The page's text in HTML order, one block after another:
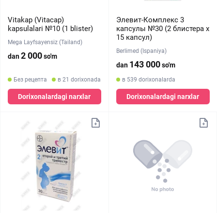
Vitakap (Vitacap)
kapsulalari №10 (1 blister)
Mega Layfsayensiz (Tailand)
dan2 000so'm
Без рецепта в 21 dorixonada
Dorixonalardagi narxlar
Элевит-Комплекс 3
капсулы №30 (2 блистера х
15 капсул)
Berlimed (Ispaniya)
dan 143 000so'm
в 539 dorixonalarda
Dorixonalardagi narxlar